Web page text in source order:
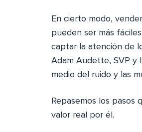
En cierto modo,
pueden ser más
captar la atención de
Adam Audette, SVP y
medio del ruido y las
Repasemos los
valor real por él.